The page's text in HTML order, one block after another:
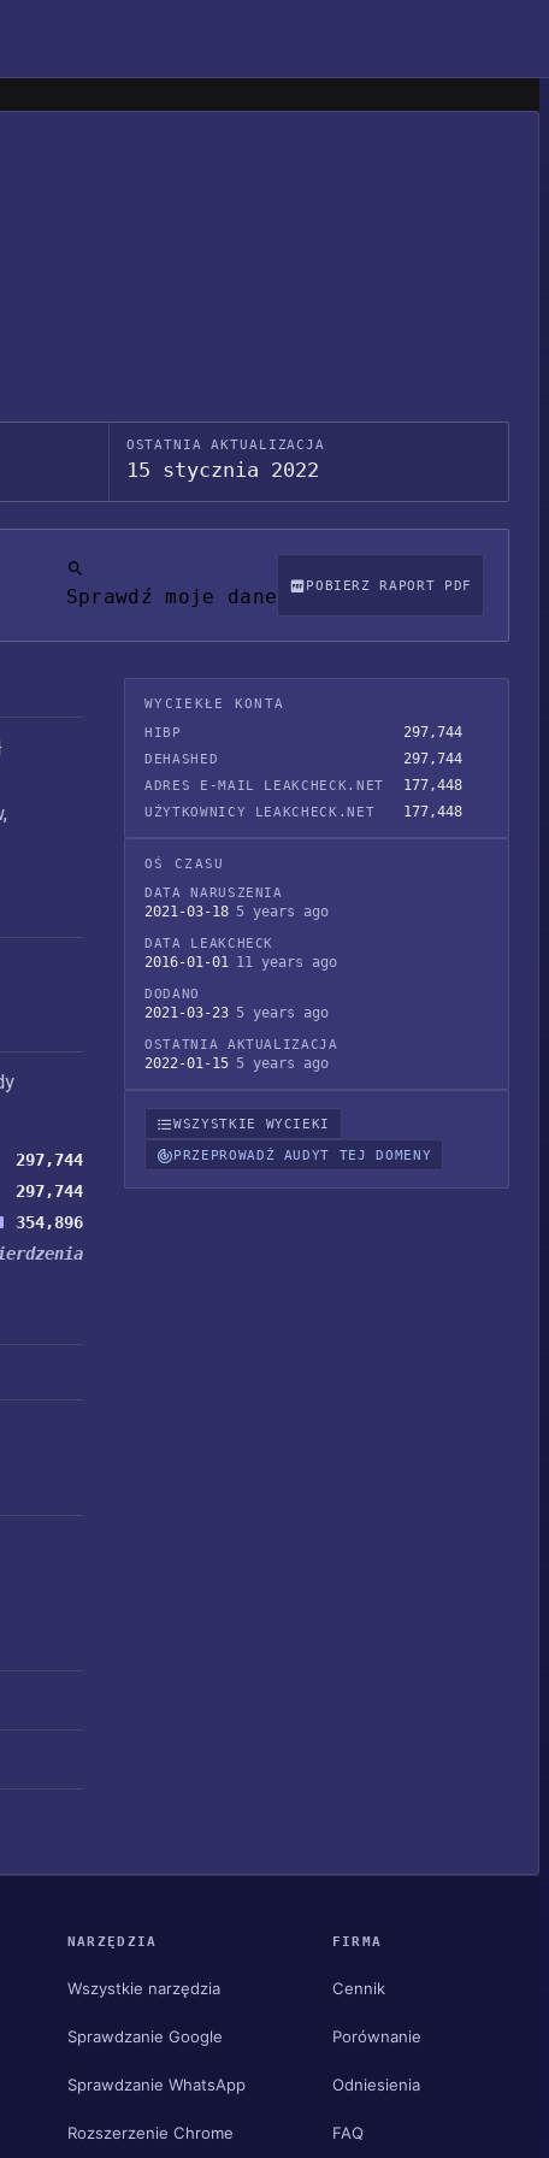
OSTATNIA AKTUALIZACJA
15 stycznia 2022
Sprawdź moje dane POBIERZ RAPORT PDF
297,744
297,744
354,896
WYCIEKŁE KONTA
HIBP
297,744
DEHASHED 297,744
ADRES E-MAIL LEAKCHECK.NET 177,448
UŻYTKOWNICY LEAKCHECK.NET 177,448
OŚ CZASU
DATA NARUSZENIA
2021-03-18 5 years ago
DATA LEAKCHECK
2016-01-01 11 years ago
DODANO
2021-03-23 5 years ago
OSTATNIA AKTUALIZACJA
2022-01-15 5 years ago
WSZYSTKIE WYCIEKI
PRZEPROWADŹ AUDYT TEJ DOMENY
NARZĘDZIA
Wszystkie narzędzia
Sprawdzanie Google
Sprawdzanie WhatsApp
Rozszerzenie Chrome
FIRMA
Cennik
Porównanie
Odniesienia
FAQ